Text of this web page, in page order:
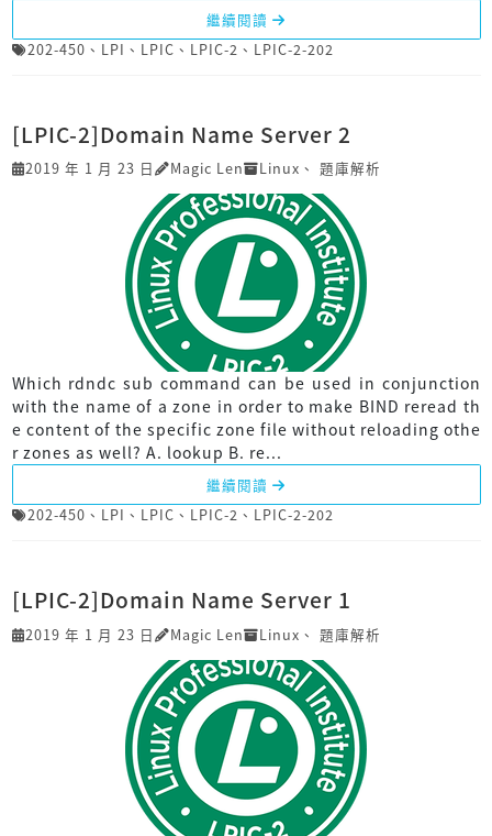
繼續閱讀
202-450 、 LPI 、 LPIC 、 LPIC-2 、 LPIC-2-202
[LPIC-2]Domain Name Server 2
2019 年 1 月 23 日 Magic Len Linux 、 題庫解析
Which rdndc sub command can be used in conjunction
with the name of a zone in order to make BIND reread th
e content of the specific zone file without reloading othe
r zones as well? A. lookup B. re...
繼續閱讀
202-450 、 LPI 、 LPIC 、 LPIC-2 、 LPIC-2-202
[LPIC-2]Domain Name Server 1
2019 年 1 月 23 日 Magic Len Linux 、 題庫解析